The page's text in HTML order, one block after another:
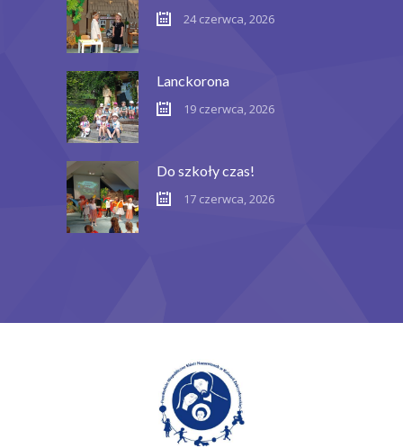
24 czerwca, 2026
Lanckorona
19 czerwca, 2026
Do szkoły czas!
17 czerwca, 2026